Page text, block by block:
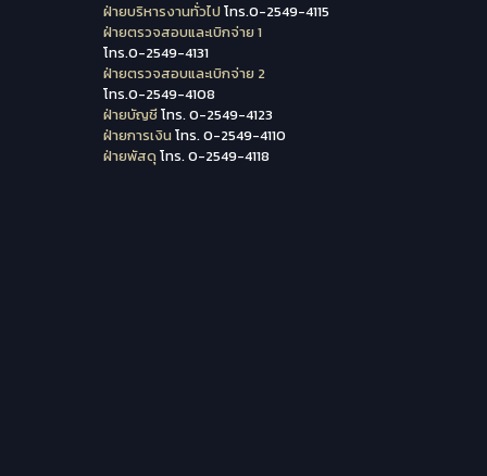
ฝ่ายบริหารงานทั่วไป โทร.0-2549-4115
ฝ่ายตรวจสอบและเบิกจ่าย 1
โทร.0-2549-4131
ฝ่ายตรวจสอบและเบิกจ่าย 2
โทร.0-2549-4108
ฝ่ายบัญชีโทร. 0-2549-4123
ฝ่ายการเงิน โทร. 0-2549-4110
ฝ่ายพัสดุ โทร. 0-2549-4118